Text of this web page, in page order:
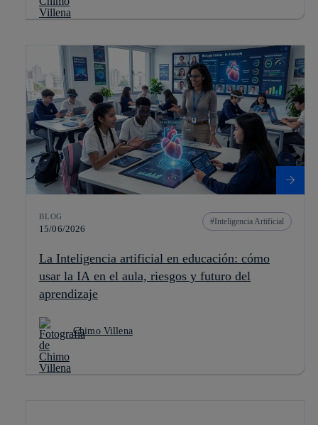
BLOG
15/06/2026
Inteligencia Artificial
La Inteligencia artificial en educación: cómo
usar la IA en el aula, riesgos y futuro del
aprendizaje
Chimo Villena